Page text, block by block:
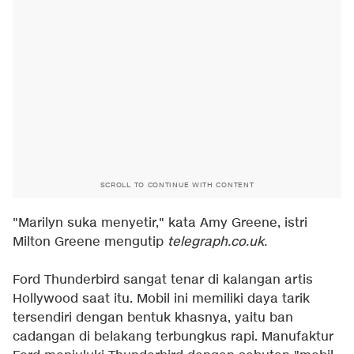
SCROLL TO CONTINUE WITH CONTENT
"Marilyn suka menyetir," kata Amy Greene, istri
Milton Greene mengutip telegraph.co.uk.
Ford Thunderbird sangat tenar di kalangan artis
Hollywood saat itu. Mobil ini memiliki daya tarik
tersendiri dengan bentuk khasnya, yaitu ban
cadangan di belakang terbungkus rapi. Manufaktur